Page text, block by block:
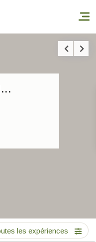
les expériences